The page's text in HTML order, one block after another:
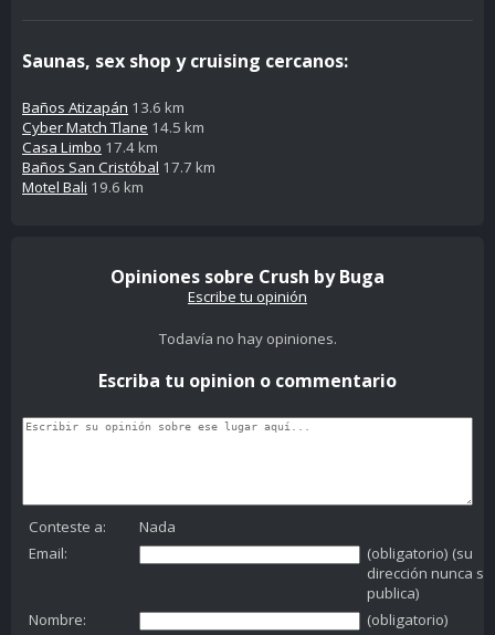
Saunas, sex shop y cruising cercanos:
Baños Atizapán 13.6 km
Cyber Match Tlane 14.5 km
Casa Limbo 17.4 km
Baños San Cristóbal 17.7 km
Motel Bali 19.6 km
Opiniones sobre Crush by Buga
Escribe tu opinión
Todavía no hay opiniones.
Escriba tu opinion o commentario
Conteste a:
Nada
Email:
(obligatorio) (su
dirección nunca se
publica)
Nombre:
(obligatorio)